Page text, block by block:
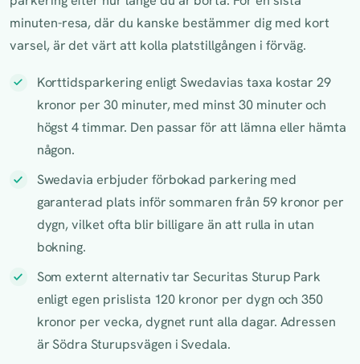
minuten-resa, där du kanske bestämmer dig med kort
varsel, är det värt att kolla platstillgången i förväg.
Korttidsparkering enligt Swedavias taxa kostar 29
kronor per 30 minuter, med minst 30 minuter och
högst 4 timmar. Den passar för att lämna eller hämta
någon.
Swedavia erbjuder förbokad parkering med
garanterad plats inför sommaren från 59 kronor per
dygn, vilket ofta blir billigare än att rulla in utan
bokning.
Som externt alternativ tar Securitas Sturup Park
enligt egen prislista 120 kronor per dygn och 350
kronor per vecka, dygnet runt alla dagar. Adressen
är Södra Sturupsvägen i Svedala.